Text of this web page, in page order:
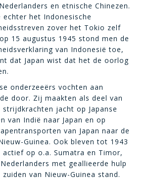
en etnische Chinezen.
echter het Indonesische
zover het Tokio zelf
15 augustus 1945 stond men de
van Indonesië toe,
dat Japan wist dat het de oorlog
onderzeeërs vochten aan
door. Zij maakten als deel van
strijdkrachten jacht op Japanse
van Indië naar Japan en op
van Japan naar de
Guinea. Ook bleven tot 1943
actief op o.a. Sumatra en Timor,
met geallieerde hulp
van Nieuw-Guinea stand.